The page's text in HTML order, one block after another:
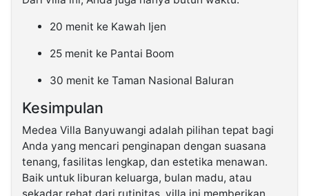
20 menit ke Kawah Ijen
25 menit ke Pantai Boom
30 menit ke Taman Nasional Baluran
Kesimpulan
Medea Villa Banyuwangi adalah pilihan tepat bagi
Anda yang mencari penginapan dengan suasana
tenang, fasilitas lengkap, dan estetika menawan.
Baik untuk liburan keluarga, bulan madu, atau